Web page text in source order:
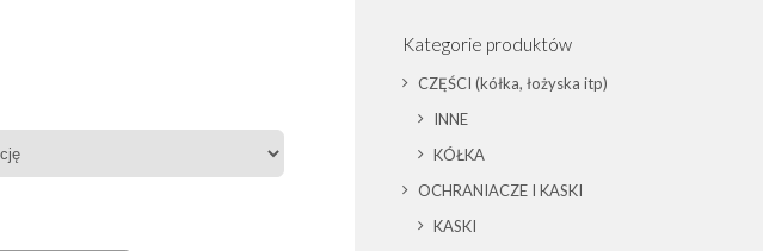
Kategorie produktów
CZĘŚCI (kółka, łożyska itp)
INNE
KÓŁKA
OCHRANIACZE I KASKI
KASKI